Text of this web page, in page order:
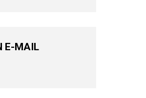
E-MAIL